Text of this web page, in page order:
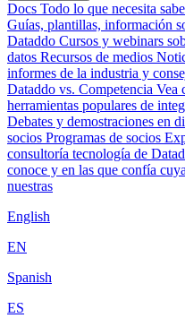
Docs Todo lo que necesita
Guías, plantillas, información
Dataddo Cursos y webinars
datos Recursos de medios
informes de la industria y
Dataddo vs. Competencia Vea
herramientas populares de
Debates y demostraciones en
socios Programas de socios
consultoría tecnología de
conoce y en las que confía
nuestras
English
EN
Spanish
ES